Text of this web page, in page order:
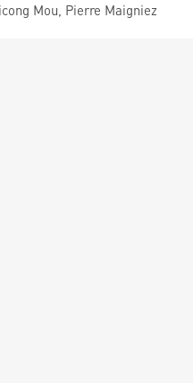
Mou, Pierre Maigniez